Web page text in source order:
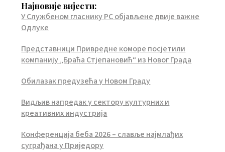
Најновије вијести:
У Службеном гласнику РС објављене двије важне
Одлуке
Представници Привредне коморе посјетили
компанију „Браћа Стјепановић“ из Новог Града
Обилазак предузећа у Новом Граду
Видљив напредак у сектору културних и
креативних индустрија
Конференција беба 2026 – славље најмлађих
суграђана у Приједору